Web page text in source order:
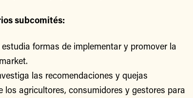
subcomités:
estudia formas de implementar y promover la
las recomendaciones y quejas
los agricultores, consumidores y gestores para